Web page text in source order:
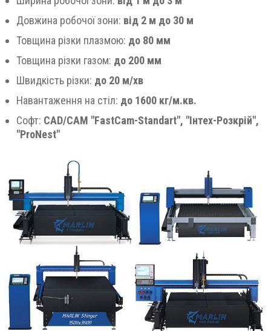
Довжина робочої зони: від 2 м до 30 м
Товщина різки плазмою: до 80 мм
Товщина різки газом: до 200 мм
Швидкість різки: до 20 м/хв
Навантаження на стіл: до 1600 кг/м.кв.
Софт: CAD/CAM "FastCam-Standart", "Інтех-Розкрій",
"ProNest"